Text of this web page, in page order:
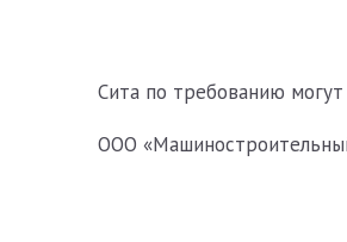
Сита по требованию
ООО